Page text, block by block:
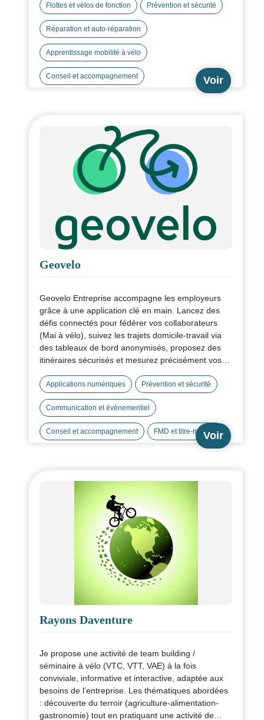
Flottes et vélos de fonction Prévention et sécurité
Réparation et auto-réparation
Apprentissage mobilité à vélo
Conseil et accompagnement Voir
Geovelo
Geovelo Entreprise accompagne les employeurs
grâce à une application clé en main. Lancez des
défis connectés pour fédérer vos collaborateurs
(Mai à vélo), suivez les trajets domicile-travail via
des tableaux de bord anonymisés, proposez des
itinéraires sécurisés et mesurez précisément vos
suivre la pratique vélo sur vos sites et le Forfait
Mobilités Durables côté RH.
Applications numériques Prévention et sécurité
Communication et événementiel
Conseil et accompagnement FMD et titre-mobilité
Voir
Rayons Daventure
Je propose une activité de team building /
séminaire à vélo (VTC, VTT, VAE) à la fois
conviviale, informative et interactive, adaptée aux
besoins de l’entreprise. Les thématiques abordées
: découverte du terroir (agriculture-alimentation-
gastronomie) tout en pratiquant une activité de